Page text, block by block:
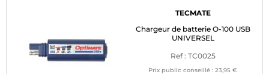
TECMATE
Chargeur de batterie O-100 USB
UNIVERSEL
Ref : TC0025
Prix public conseillé : 23,95 €